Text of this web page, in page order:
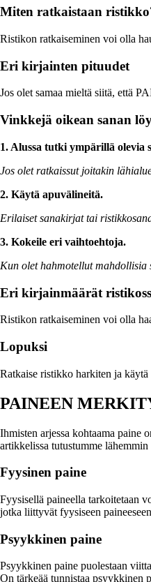
Miten ratkaistaan
Ristikon ratkaiseminen voi olla
Eri kirjainten pituudet
Jos olet samaa mieltä siitä, että
Vinkkejä oikean sanan
1. Alussa tutki ympärillä olevia
Jos olet ratkaissut joitakin
2. Käytä apuvälineitä.
Erilaiset sanakirjat tai
3. Kokeile eri vaihtoehtoja.
Kun olet hahmotellut
Eri kirjainmäärät
Ristikon ratkaiseminen voi olla
Lopuksi
Ratkaise ristikko harkiten ja käytä
PAINEEN
Ihmisten arjessa kohtaama paine
artikkelissa tutustumme
Fyysinen paine
Fyysisellä paineella tarkoitetaan
jotka liittyvät fyysiseen
Psyykkinen paine
Psyykkinen paine puolestaan
On tärkeää tunnistaa psyykkinen